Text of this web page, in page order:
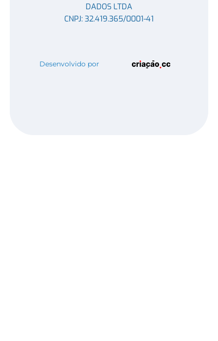
DADOS LTDA
CNPJ: 32.419.365/0001-41
Desenvolvido por